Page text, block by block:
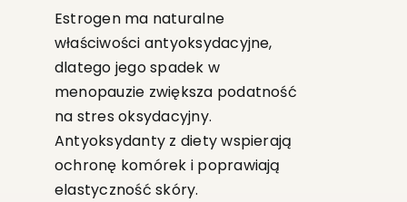
Estrogen ma naturalne
właściwości antyoksydacyjne,
dlatego jego spadek w
menopauzie zwiększa podatność
na stres oksydacyjny.
Antyoksydanty z diety wspierają
ochronę komórek i poprawiają
elastyczność skóry.